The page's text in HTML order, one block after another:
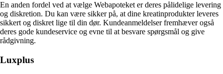
En anden fordel ved at vælge Webapoteket er deres pålidelige levering
og diskretion. Du kan være sikker på, at dine kreatinprodukter leveres
sikkert og diskret lige til din dør. Kundeanmeldelser fremhæver også
deres gode kundeservice og evne til at besvare spørgsmål og give
rådgivning.
Luxplus